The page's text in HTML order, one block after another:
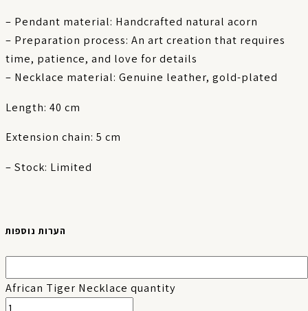
– Pendant material: Handcrafted natural acorn
– Preparation process: An art creation that requires
time, patience, and love for details
– Necklace material: Genuine leather, gold-plated
Length: 40 cm
Extension chain: 5 cm
– Stock: Limited
הערות נוספות
African Tiger Necklace quantity